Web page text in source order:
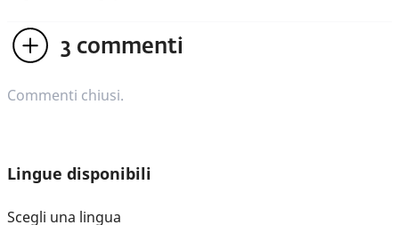
3 commenti
Commenti chiusi.
Lingue disponibili
Scegli una lingua